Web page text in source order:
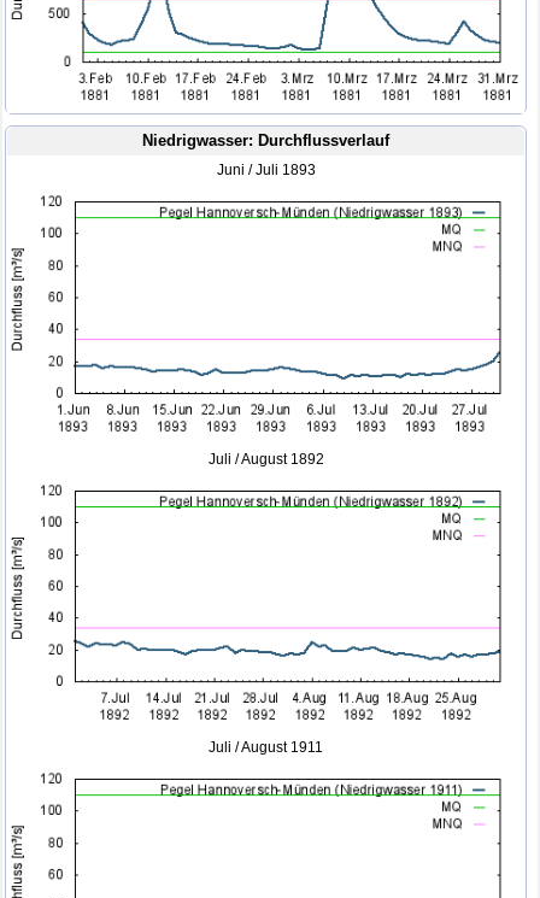
Niedrigwasser: Durchflussverlauf
Juni / Juli 1893
Juli / August 1892
Juli / August 1911